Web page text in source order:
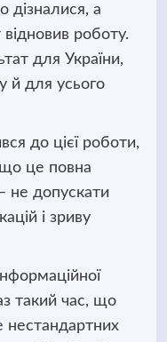
дізналися, а
роботу.
для України,
й для усього
до цієї роботи,
що це повна
не допускати
і зриву
такий час, що